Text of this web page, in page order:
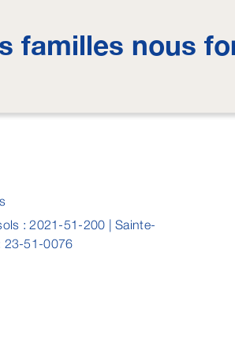
familles nous
: 2021-51-200 | Sainte-
23-51-0076